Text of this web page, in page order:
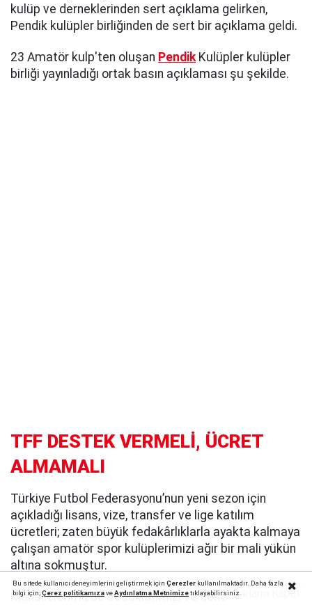
kulüp ve derneklerinden sert açıklama gelirken,
Pendik kulüpler birliğinden de sert bir açıklama geldi.
23 Amatör kulp'ten oluşan Pendik Kulüpler kulüpler
birliği yayınladığı ortak basın açıklaması şu şekilde.
TFF DESTEK VERMELİ, ÜCRET
ALMAMALI
Türkiye Futbol Federasyonu’nun yeni sezon için
açıkladığı lisans, vize, transfer ve lige katılım
ücretleri; zaten büyük fedakârlıklarla ayakta kalmaya
çalışan amatör spor kulüplerimizi ağır bir mali yükün
altına sokmuştur.
Mahallelerimizde çocuklarımızı ve gençlerimizi kötü
Bu sitede kullanıcı deneyimlerini geliştirmek için Çerezlerkullanılmaktadır. Daha fazla
bilgi için;Çerez politikamızaveAydınlatma Metnimizetıklayabilirsiniz.Reklamı Kapat